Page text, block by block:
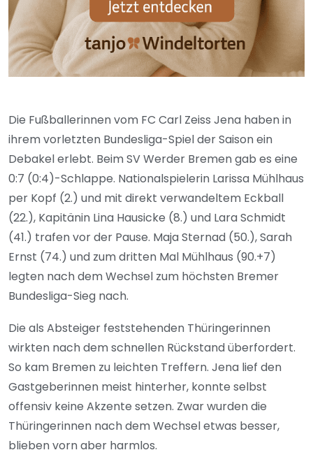
Die Fußballerinnen vom FC Carl Zeiss Jena haben in
ihrem vorletzten Bundesliga-Spiel der Saison ein
Debakel erlebt. Beim SV Werder Bremen gab es eine
0:7 (0:4)-Schlappe. Nationalspielerin Larissa Mühlhaus
per Kopf (2.) und mit direkt verwandeltem Eckball
(22.), Kapitänin Lina Hausicke (8.) und Lara Schmidt
(41.) trafen vor der Pause. Maja Sternad (50.), Sarah
Ernst (74.) und zum dritten Mal Mühlhaus (90.+7)
legten nach dem Wechsel zum höchsten Bremer
Bundesliga-Sieg nach.
Die als Absteiger feststehenden Thüringerinnen
wirkten nach dem schnellen Rückstand überfordert.
So kam Bremen zu leichten Treffern. Jena lief den
Gastgeberinnen meist hinterher, konnte selbst
offensiv keine Akzente setzen. Zwar wurden die
Thüringerinnen nach dem Wechsel etwas besser,
blieben vorn aber harmlos.